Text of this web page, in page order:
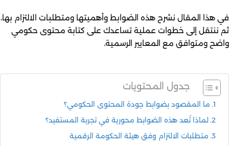
في هذا المقال نشرح هذه الضوابط وأهميتها ومتطلبات الالتزام بها،
ثم ننتقل إلى خطوات عملية تساعدك على كتابة محتوى حكومي
واضح ومتوافق مع المعايير الرسمية.
جدول المحتويات
ما المقصود بضوابط جودة المحتوى الحكومي؟
لماذا تُعد هذه الضوابط محورية في تجربة المستفيد؟
متطلبات الالتزام وفق هيئة الحكومة الرقمية